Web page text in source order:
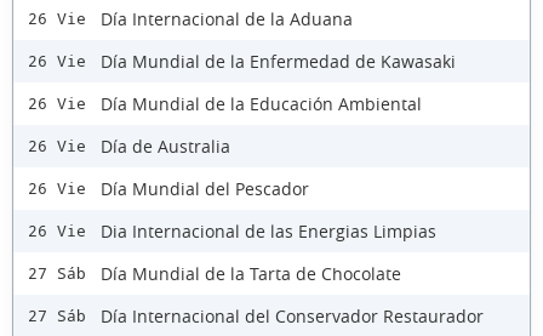
26 Vie Día Internacional de la Aduana
26 Vie Día Mundial de la Enfermedad de Kawasaki
26 Vie Día Mundial de la Educación Ambiental
26 Vie Día de Australia
26 Vie Día Mundial del Pescador
26 Vie Dia Internacional de las Energias Limpias
27 Sáb Día Mundial de la Tarta de Chocolate
27 Sáb Día Internacional del Conservador Restaurador